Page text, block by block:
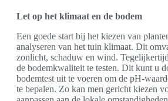
Let op het klimaat en de bodem
Een goede start bij het kiezen van
analyseren van het tuin klimaat. Dit
zonlicht, schaduw en wind.
de bodemkwaliteit te testen. Dit kunt u
bodemtest uit te voeren om de pH-
te bepalen. Zo kan men gericht kiezen